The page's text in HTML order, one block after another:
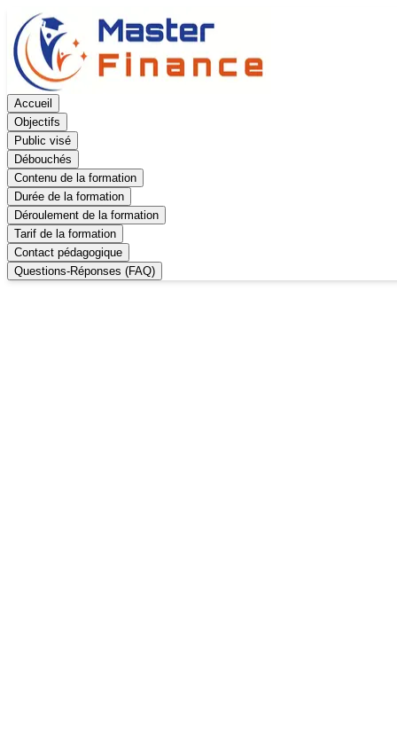
Accueil
Objectifs
Public visé
Débouchés
Contenu de la formation
Durée de la formation
Déroulement de la formation
Tarif de la formation
Contact pédagogique
Questions-Réponses (FAQ)